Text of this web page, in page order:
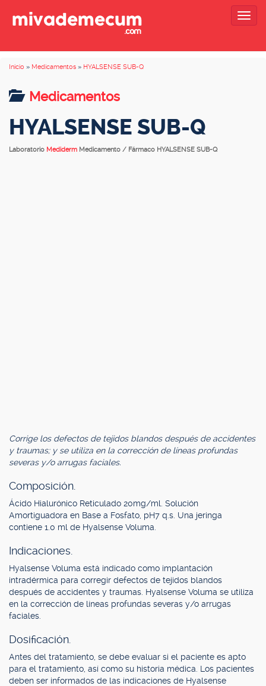
Inicio » Medicamentos » HYALSENSE SUB-Q
Medicamentos
HYALSENSE SUB-Q
Laboratorio Mediderm Medicamento / Fármaco HYALSENSE SUB-Q
Corrige los defectos de tejidos blandos después de accidentes
y traumas; y se utiliza en la corrección de líneas profundas
severas y/o arrugas faciales.
Composición.
Ácido Hialurónico Reticulado 20mg/ml. Solución
Amortiguadora en Base a Fosfato, pH7 q.s. Una jeringa
contiene 1.0 ml de Hyalsense Voluma.
Indicaciones.
Hyalsense Voluma está indicado como implantación
intradérmica para corregir defectos de tejidos blandos
después de accidentes y traumas. Hyalsense Voluma se utiliza
en la corrección de líneas profundas severas y/o arrugas
faciales.
Dosificación.
Antes del tratamiento, se debe evaluar si el paciente es apto
para el tratamiento, así como su historia médica. Los pacientes
deben ser informados de las indicaciones de Hyalsense